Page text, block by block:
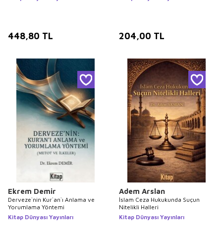
448,80 TL 204,00 TL
Ekrem Demir
Derveze`nin Kur`an`ı Anlama ve
Yorumlama Yöntemi
Kitap Dünyası Yayınları
Adem Arslan
İslam Ceza Hukukunda Suçun
Nitelikli Halleri
Kitap Dünyası Yayınları